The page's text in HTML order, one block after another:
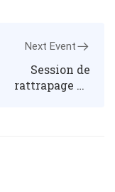
Next Event
Session de
rattrapage de